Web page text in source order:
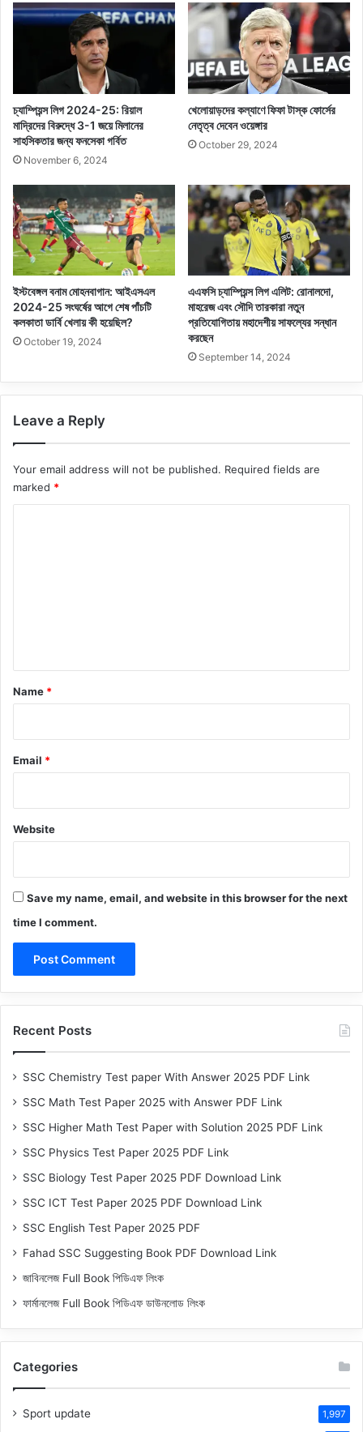
চ্যাম্পিয়ন্স লিগ 2024-25: রিয়াল
মাদ্রিদের বিরুদ্ধে 3-1 জয়ে মিলানের
সাহসিকতার জন্য ফনসেকা গর্বিত
November 6, 2024
খেলোয়াড়দের কল্যাণে ফিফা টাস্ক ফোর্সের
নেতৃত্ব দেবেন ওয়েঙ্গার
October 29, 2024
ইস্টবেঙ্গল বনাম মোহনবাগান: আইএসএল
2024-25 সংঘর্ষের আগে শেষ পাঁচটি
কলকাতা ডার্বি খেলায় কী হয়েছিল?
October 19, 2024
এএফসি চ্যাম্পিয়ন্স লিগ এলিট: রোনালদো,
মাহরেজ এবং সৌদি তারকারা নতুন
প্রতিযোগিতায় মহাদেশীয় সাফল্যের সন্ধান
করছেন
September 14, 2024
Leave a Reply
Your email address will not be published. Required fields are
marked *
*
Name *
Email *
Website
Save my name, email, and website in this browser for the next
time I comment.
Recent Posts
SSC Chemistry Test paper With Answer 2025 PDF Link
SSC Math Test Paper 2025 with Answer PDF Link
SSC Higher Math Test Paper with Solution 2025 PDF Link
SSC Physics Test Paper 2025 PDF Link
SSC Biology Test Paper 2025 PDF Download Link
SSC ICT Test Paper 2025 PDF Download Link
SSC English Test Paper 2025 PDF
Fahad SSC Suggesting Book PDF Download Link
জাবিনলেজ Full Book পিডিএফ লিংক
ফার্মানলেজ Full Book পিডিএফ ডাউনলোড লিংক
Categories
Sport update 1,997